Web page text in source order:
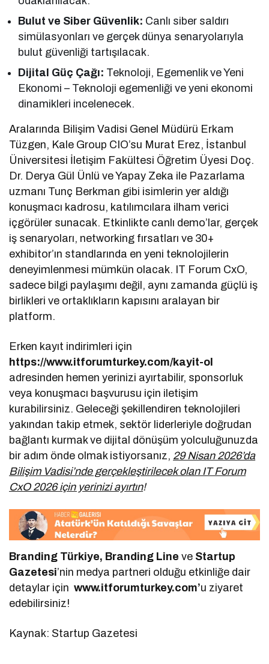
Bulut ve Siber Güvenlik: Canlı siber saldırı
simülasyonları ve gerçek dünya senaryolarıyla
bulut güvenliği tartışılacak.
Dijital Güç Çağı: Teknoloji, Egemenlik ve Yeni
Ekonomi – Teknoloji egemenliği ve yeni ekonomi
dinamikleri incelenecek.
Aralarında Bilişim Vadisi Genel Müdürü Erkam
Tüzgen, Kale Group CIO’su Murat Erez, İstanbul
Üniversitesi İletişim Fakültesi Öğretim Üyesi Doç.
Dr. Derya Gül Ünlü ve Yapay Zeka ile Pazarlama
uzmanı Tunç Berkman gibi isimlerin yer aldığı
konuşmacı kadrosu, katılımcılara ilham verici
içgörüler sunacak. Etkinlikte canlı demo’lar, gerçek
iş senaryoları, networking fırsatları ve 30+
exhibitor’ın standlarında en yeni teknolojilerin
deneyimlenmesi mümkün olacak. IT Forum CxO,
sadece bilgi paylaşımı değil, aynı zamanda güçlü iş
birlikleri ve ortaklıkların kapısını aralayan bir
platform.
Erken kayıt indirimleri için
https://www.itforumturkey.com/kayit-ol
adresinden hemen yerinizi ayırtabilir, sponsorluk
veya konuşmacı başvurusu için iletişim
kurabilirsiniz. Geleceği şekillendiren teknolojileri
yakından takip etmek, sektör liderleriyle doğrudan
bağlantı kurmak ve dijital dönüşüm yolculuğunuzda
bir adım önde olmak istiyorsanız, 29 Nisan 2026’da
Bilişim Vadisi’nde gerçekleştirilecek olan IT Forum
CxO 2026 için yerinizi ayırtın!
Branding Türkiye, Branding Lineve Startup
Gazetesi’nin medya partneri olduğu etkinliğe dair
detaylar içinwww.itforumturkey.com’u ziyaret
edebilirsiniz!
Kaynak: Startup Gazetesi